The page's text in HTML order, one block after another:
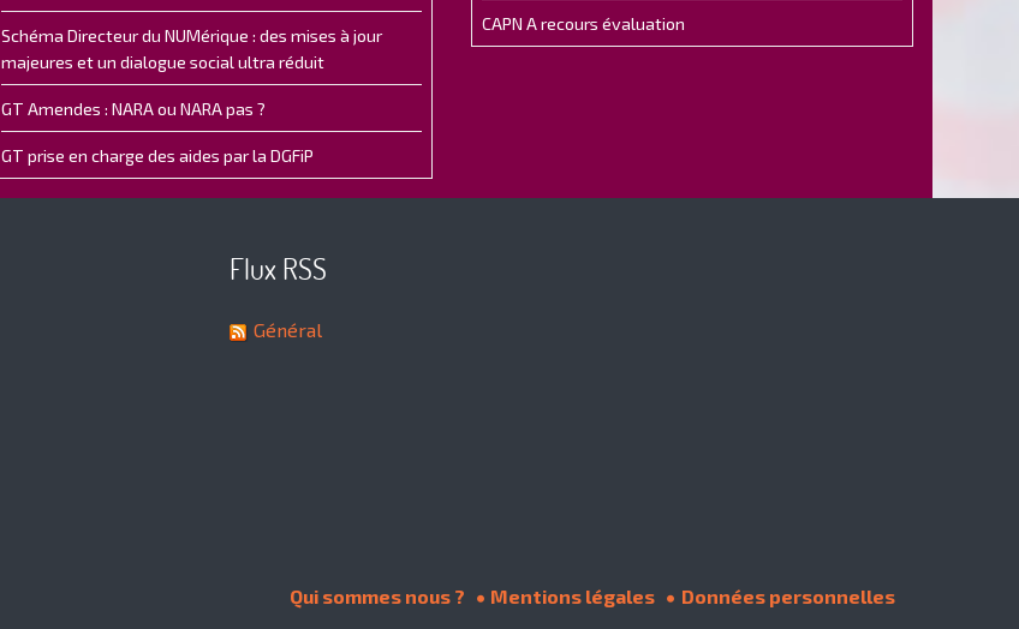
Schéma Directeur du NUMérique : des mises à jour
majeures et un dialogue social ultra réduit
GT Amendes : NARA ou NARA pas ?
GT prise en charge des aides par la DGFiP
CAPN A recours évaluation
Flux RSS
Général
Qui sommes nous ? Mentions légales Données personnelles